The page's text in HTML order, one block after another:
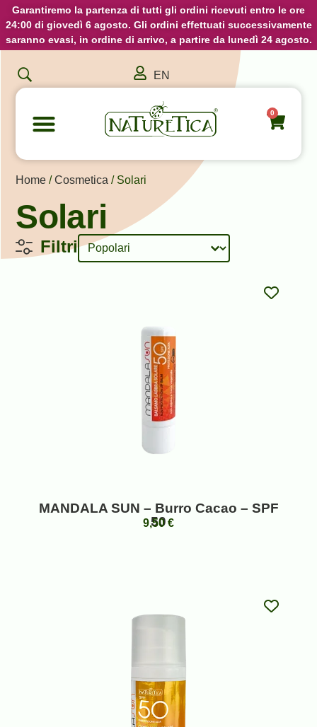
Garantiremo la partenza di tutti gli ordini ricevuti entro le ore
24:00 di giovedì 6 agosto. Gli ordini effettuati successivamente
saranno evasi, in ordine di arrivo, a partire da lunedì 24 agosto.
EN
0
Home /Cosmetica / Solari
Solari
FiltriOrdinamento Prodotti
Sort content
MANDALA SUN – Burro Cacao – SPF
50
9,50€